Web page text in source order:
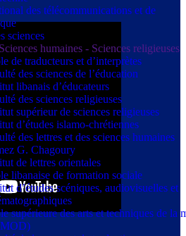
des télécommunications et de
sciences
humaines - Sciences religieuses
de traducteurs et d’interprètes
des sciences de l’éducation
libanais d’éducateurs
des sciences religieuses
supérieur de sciences religieuses
d’études islamo-chrétiennes
des lettres et des sciences humaines
G. Chagoury
de lettres orientales
libanaise de formation sociale
d’études scéniques, audiovisuelles et
supérieure des arts et techniques de la